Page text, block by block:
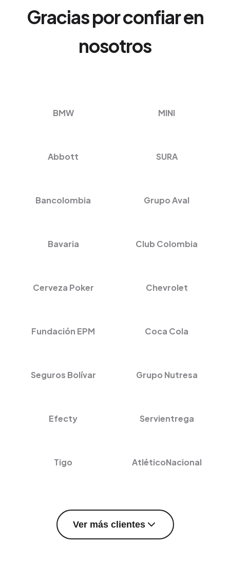
Gracias por confiar en
nosotros
BMW MINI
Abbott SURA
Bancolombia Grupo Aval
Bavaria Club Colombia
Cerveza Poker Chevrolet
Fundación EPM Coca Cola
Seguros Bolívar Grupo Nutresa
Efecty Servientrega
Tigo AtléticoNacional
Ver más clientes